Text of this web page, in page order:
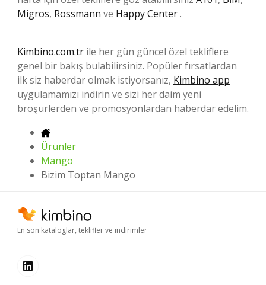
Migros, Rossmann ve Happy Center.
Kimbino.com.tr ile her gün güncel özel tekliflere
genel bir bakış bulabilirsiniz. Popüler fırsatlardan
ilk siz haberdar olmak istiyorsanız, Kimbino app
uygulamamızı indirin ve sizi her daim yeni
broşürlerden ve promosyonlardan haberdar edelim.
Ürünler
Mango
Bizim Toptan Mango
En son kataloglar, teklifler ve indirimler